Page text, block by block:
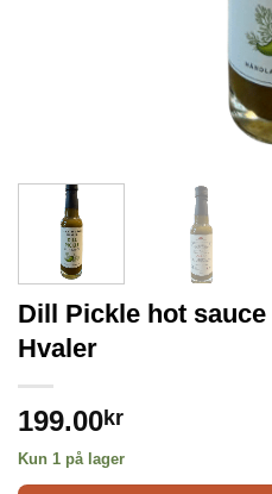
Dill Pickle hot
Hvaler
199.00kr
Kun 1 på lager